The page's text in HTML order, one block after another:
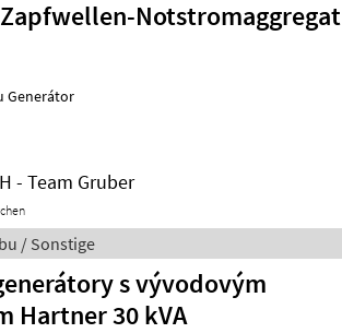
Notstromaggregat
Generátor
- Team Gruber
/ Sonstige
s vývodovým
Hartner 30 kVA